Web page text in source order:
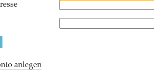
anlegen